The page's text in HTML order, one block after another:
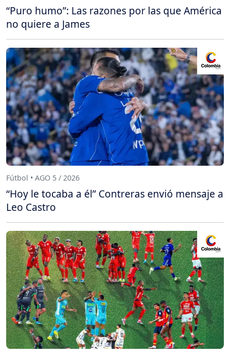
“Puro humo”: Las razones por las que América
no quiere a James
Fútbol • AGO 5 / 2026
“Hoy le tocaba a él” Contreras envió mensaje a
Leo Castro